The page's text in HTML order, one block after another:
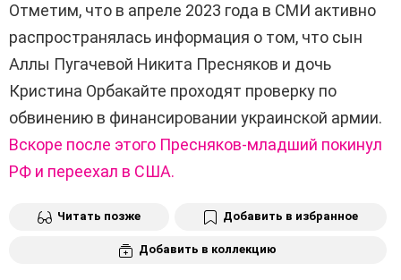
Отметим, что в апреле 2023 года в СМИ активно
распространялась информация о том, что сын
Аллы Пугачевой Никита Пресняков и дочь
Кристина Орбакайте проходят проверку по
обвинению в финансировании украинской армии.
Вскоре после этого Пресняков-младший покинул
РФ и переехал в США.
Читать позже Добавить в избранное
Добавить в коллекцию